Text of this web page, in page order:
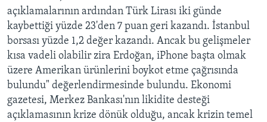
açıklamalarının ardından Türk Lirası iki günde
kaybettiği yüzde 23'den 7 puan geri kazandı. İstanbul
borsası yüzde 1,2 değer kazandı. Ancak bu gelişmeler
kısa vadeli olabilir zira Erdoğan, iPhone başta olmak
üzere Amerikan ürünlerini boykot etme çağrısında
bulundu" değerlendirmesinde bulundu. Ekonomi
gazetesi, Merkez Bankası'nın likidite desteği
açıklamasının krize dönük olduğu, ancak krizin temel